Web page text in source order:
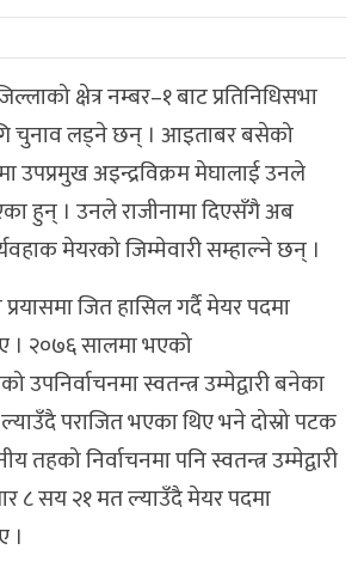
क्षेत्र नम्बर–१ बाट प्रतिनिधिसभा
चुनाव लड्ने छन् । आइताबर बसेको
उपप्रमुख अइन्द्रविक्रम मेघालाई उनले
हुन् । उनले राजीनामा दिएसँगै अब
मेयरको जिम्मेवारी सम्हाल्ने छन् ।
जित हासिल गर्दै मेयर पदमा
। २०७६ सालमा भएको
उपनिर्वाचनमा स्वतन्त्र उम्मेद्वारी बनेका
पराजित भएका थिए भने दोस्रो पटक
तहको निर्वाचनमा पनि स्वतन्त्र उम्मेद्वारी
८ सय २१ मत ल्याउँदै मेयर पदमा
।